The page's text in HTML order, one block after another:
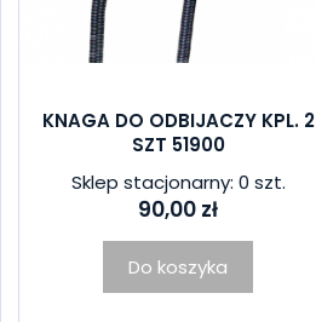
KNAGA DO ODBIJACZY KPL. 2
SZT 51900
Sklep stacjonarny: 0 szt.
90,00 zł
Do koszyka